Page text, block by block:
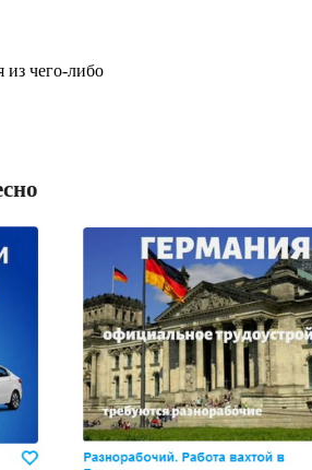
из чего-либо